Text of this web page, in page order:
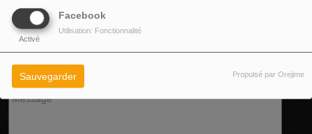
Facebook
Activé
Utilisation: Fonctionnalité
Sauvegarder Propulsé par Orejime